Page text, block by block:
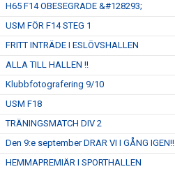
H65 F14 OBESEGRADE &#128293;
USM FÖR F14 STEG 1
FRITT INTRÄDE I ESLÖVSHALLEN
ALLA TILL HALLEN !!
Klubbfotografering 9/10
USM F18
TRÄNINGSMATCH DIV 2
Den 9:e september DRAR VI I GÅNG IGEN!!
HEMMAPREMIÄR I SPORTHALLEN